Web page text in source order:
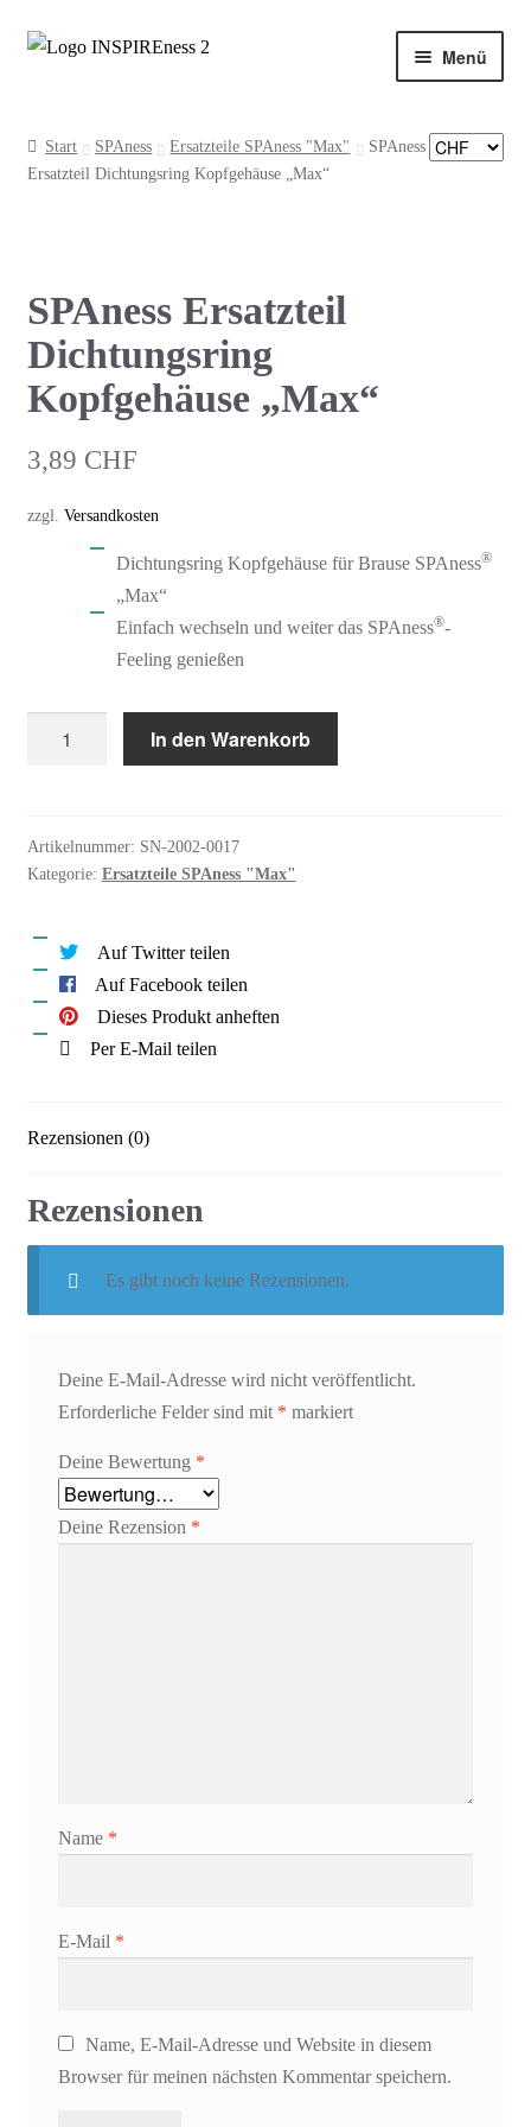
Zur
Zum
Menü
Produkte
Mein Konto
Start SPAness Ersatzteile SPAness "Max"
SPAness
Ersatzteil Dichtungsring Kopfgehäuse „Max“
SPAness Ersatzteil
Dichtungsring
Kopfgehäuse „Max“
3,89 CHF
zzgl. Versandkosten
Dichtungsring Kopfgehäuse für Brause SPAness®
„Max“
Einfach wechseln und weiter das SPAness®-
Feeling genießen
"Max"
Menge
In den Warenkorb
Artikelnummer: SN-2002-0017
Kategorie: Ersatzteile SPAness "Max"
Auf Twitter teilen
Auf Facebook teilen
Dieses Produkt anheften
Per E-Mail teilen
Rezensionen (0)
Rezensionen
Es gibt noch keine Rezensionen.
Deine E-Mail-Adresse wird nicht veröffentlicht.
Erforderliche Felder sind mit * markiert
Deine Bewertung *
Deine Rezension *
Name *
E-Mail *
Name, E-Mail-Adresse und Website in diesem
Browser für meinen nächsten Kommentar speichern.